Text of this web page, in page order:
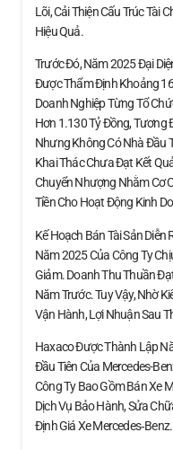
Lõi, Cải Thiện Cấu Trúc Tài
Hiệu Quả.
Trước Đó, Năm 2025 Đại
Được Thẩm Định Khoảng
Doanh Nghiệp Từng Tổ
Hơn 1.130 Tỷ Đồng, Tương
Nhưng Không Có Nhà Đầu
Khai Thác Chưa Đạt Kết
Chuyển Nhượng Nhằm Cơ
Tiền Cho Hoạt Động Kinh
Kế Hoạch Bán Tài Sản Diễn
Năm 2025 Của Công Ty
Giảm. Doanh Thu Thuần
Năm Trước. Tuy Vậy, Nhờ
Vận Hành, Lợi Nhuận Sau
Haxaco Được Thành Lập
Đầu Tiên Của Mercedes-
Công Ty Bao Gồm Bán Xe
Dịch Vụ Bảo Hành, Sửa
Định Giá Xe Mercedes‑Benz.